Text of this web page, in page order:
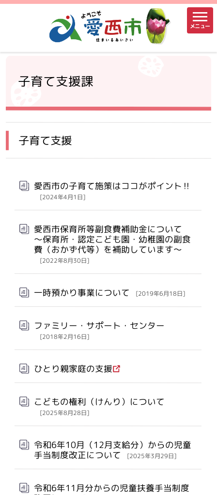
メニュー
子育て支援課
子育て支援
愛西市の子育て施策はココがポイント‼
[2024年4月1日]
愛西市保育所等副食費補助金について
～保育所・認定こども園・幼稚園の副食
費（おかず代等）を補助しています～
[2022年8月30日]
一時預かり事業について [2019年6月18日]
ファミリー・サポート・センター
[2018年2月16日]
ひとり親家庭の支援
こどもの権利（けんり）について
[2025年8月28日]
令和6年10月（12月支給分）からの児童
手当制度改正について [2025年3月29日]
令和6年11月分からの児童扶養手当制度